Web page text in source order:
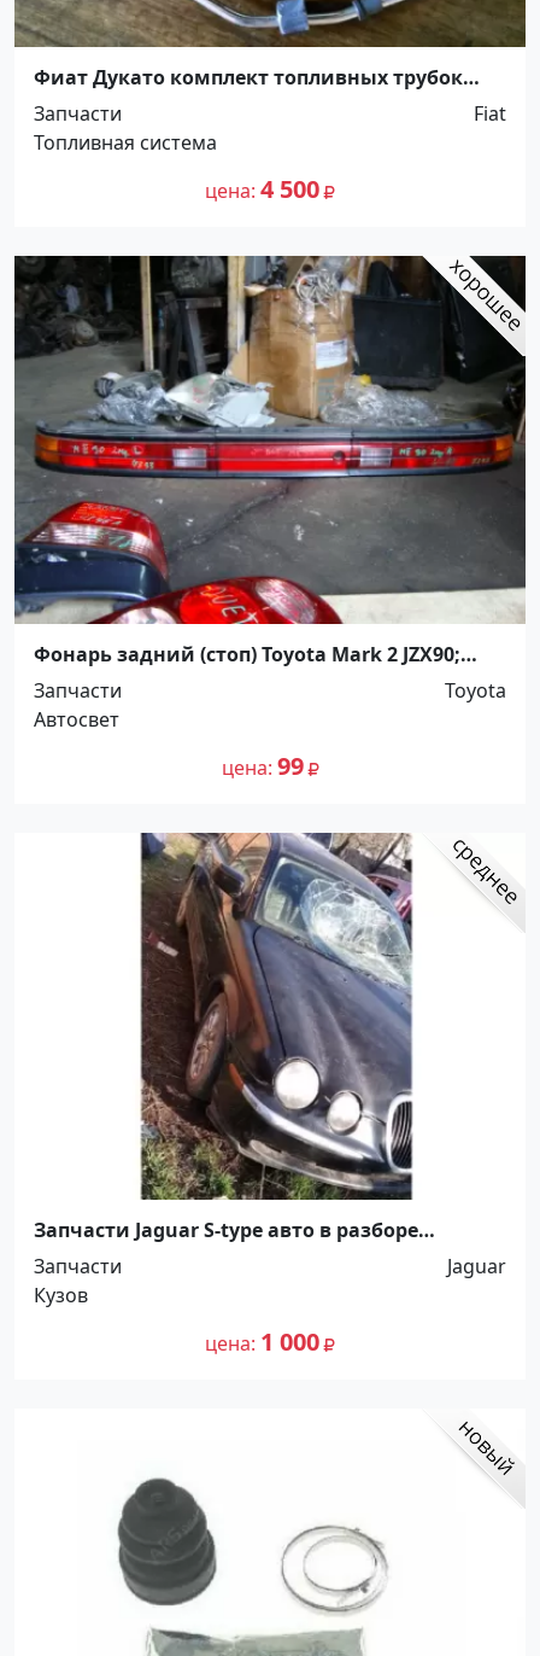
Фиат Дукато комплект топливных трубок
(504097481) Краснодар
Запчасти
Fiat
Топливная система
цена 4 500
Фонарь задний (стоп) Toyota Mark 2 JZX90;
GX90; LX90 2 Model Краснодар
Запчасти
Toyota
Автосвет
цена 99
Запчасти Jaguar S-type авто в разборе
Краснодар
Запчасти
Jaguar
Кузов
цена 1 000